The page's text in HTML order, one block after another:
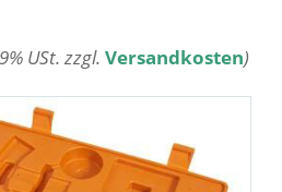
USt. zzgl. Versandkosten)